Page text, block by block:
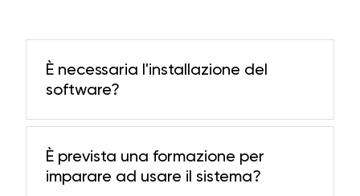
È necessaria l'installazione del
software?
È prevista una formazione per
imparare ad usare il sistema?